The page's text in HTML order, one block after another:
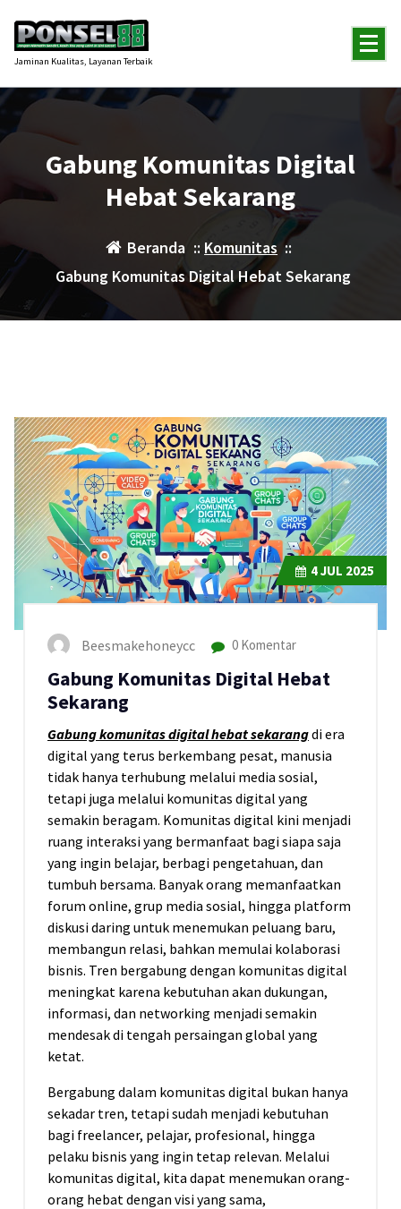
konten
Jaminan Kualitas, Layanan Terbaik
Gabung Komunitas Digital
Hebat Sekarang
Beranda :: Komunitas::
Gabung Komunitas Digital Hebat Sekarang
4JUL 2025
Beesmakehoneycc 0 Komentar
Gabung Komunitas Digital Hebat
Sekarang
Gabung komunitas digital hebat sekarangdi era
digital yang terus berkembang pesat, manusia
tidak hanya terhubung melalui media sosial,
tetapi juga melalui komunitas digital yang
semakin beragam. Komunitas digital kini menjadi
ruang interaksi yang bermanfaat bagi siapa saja
yang ingin belajar, berbagi pengetahuan, dan
tumbuh bersama. Banyak orang memanfaatkan
forum online, grup media sosial, hingga platform
diskusi daring untuk menemukan peluang baru,
membangun relasi, bahkan memulai kolaborasi
bisnis. Tren bergabung dengan komunitas digital
meningkat karena kebutuhan akan dukungan,
informasi, dan networking menjadi semakin
mendesak di tengah persaingan global yang
ketat.
Bergabung dalam komunitas digital bukan hanya
sekadar tren, tetapi sudah menjadi kebutuhan
bagi freelancer, pelajar, profesional, hingga
pelaku bisnis yang ingin tetap relevan. Melalui
komunitas digital, kita dapat menemukan orang-
orang hebat dengan visi yang sama,